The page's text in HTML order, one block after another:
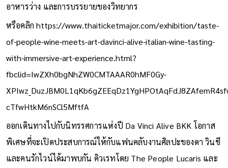
อาหารว่าง และการบรรยายของวิทยากร
หรือคลิกhttps://www.thaiticketmajor.com/exhibition/taste-
of-people-wine-meets-art-davinci-alive-italian-wine-tasting-
with-immersive-art-experience.html?
fbclid=IwZXh0bgNhZW0CMTAAAR0hMF0Gy-
cTfwHtkM6nSCl5MftfA
ออกเดินทางไปกับนิทรรศการแห่งปี Da Vinci Alive BKK โอกาส
พิเศษที่จะเปิดประสบการณ์ให้กับแฟนคลับงานศิลปะของดา วินชี
และคนรักไวน์ได้มาพบกัน คิวเรทโดย The People Lucaris และ